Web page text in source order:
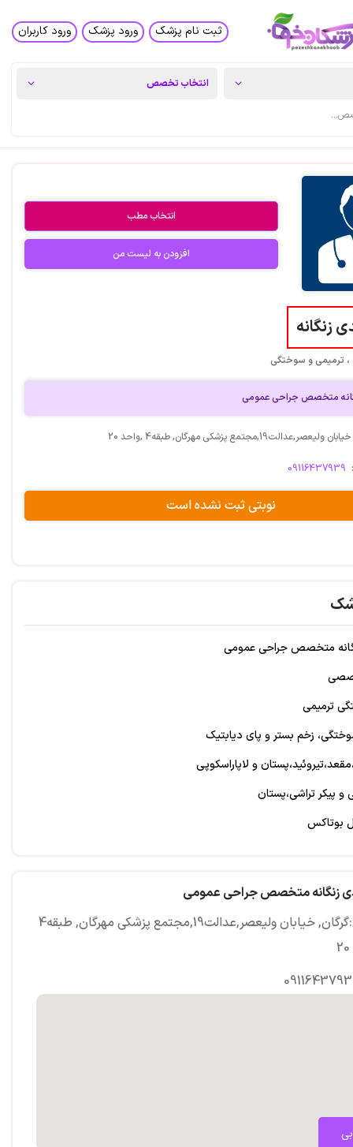
ثبت نام پزشک ورود پزشک ورود کاربران
انتخاب مطب
افزودن به لیست من
زنگانه
ترمیمی و سوختگی
متخصص جراحی عمومی
پزشکی مهرگان, طبقه4 ,واحد 20
09116437939
نوبتی ثبت نشده است
متخصص جراحی عمومی
ترمیمی
زخم بستر و پای دیابتیک
و لاپاراسکوپی
و پیکر تراشی،پستان
بوتاکس
افتادگی پلک، اعمال سرپایی و ختنه
زنگانه متخصص جراحی عمومی
آدرس:گرگان, خیابان ولیعصر,عدالت19,مجتمع پزشکی مهرگان, طبقه4